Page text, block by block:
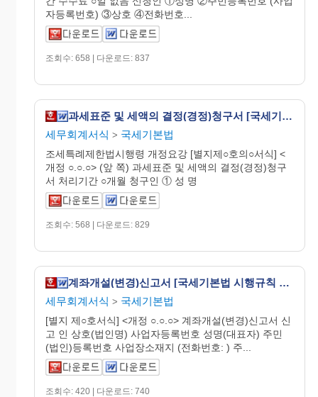
자등록번호) ③상호 ④전화번호...
조회수: 658 | 다운로드: 837
과세표준 및 세액의 결정(경정)청구서 [국세기본법 시행규칙 서식16의2]
세무회계서식 > 국세기본법
조세특례제한법시행령 개정요강 [별지제○호의○서식] <
개정 ○.○.○> (앞 쪽) 과세표준 및 세액의 결정(경정)청구
서 처리기간 ○개월 청구인 ① 성 명
조회수: 568 | 다운로드: 829
계좌개설(변경)신고서 [국세기본법 시행규칙 서식22]
세무회계서식 > 국세기본법
[별지 제○호서식] <개정 ○.○.○> 계좌개설(변경)신고서 신
고 인 상호(법인명) 사업자등록번호 성명(대표자) 주민
(법인)등록번호 사업장소재지 (전화번호: ) 주...
조회수: 420 | 다운로드: 740